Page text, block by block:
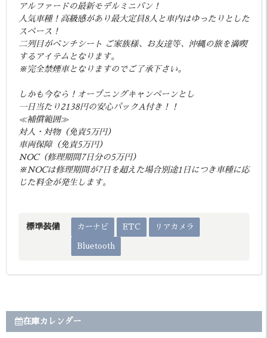
アルファードの最新モデルミニバン！
人気車種！高級感があり最大定員8人と車内はゆったりとした
スペース！
二列目がベンチシート ご家族様、お友達等、沖縄の旅を満喫
するアイテムとなります。
※完全禁煙車となりますのでご了承下さい。
しかも今なら！オープニングキャンペーンとし
一日当たり2138円の安心パックA付き！！
≪補償範囲≫
対人・対物（免責5万円）
車両保障（免責5万円）
NOC（修理期間7日分の5万円）
※NOCは修理期間が7日を超えた場合別途1日につき車種に応
じた料金が発生します。
標準装備 カーナビ ETC リアカメラ
Bluetooth
在庫カレンダー